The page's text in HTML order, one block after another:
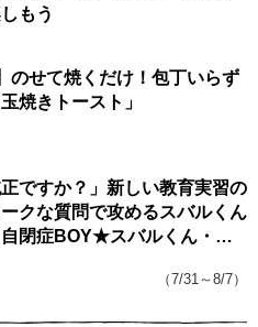
もう
のせて焼くだけ！包丁いらず
焼きトースト」
正ですか？」新しい教育実習の
クな質問で攻めるスバルくん
閉症BOY★スバルくん・
（7/31～8/7）